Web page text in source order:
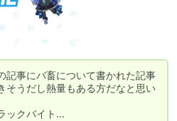
記事にバ畜について書かれた記事
そうだし熱量もある方だなと思い
ックバイト…